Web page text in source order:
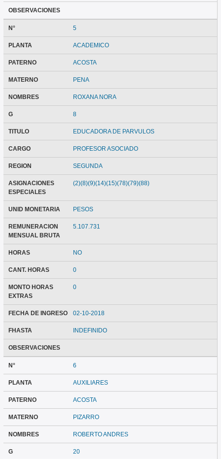
OBSERVACIONES
N° 5
PLANTA ACADEMICO
PATERNO ACOSTA
MATERNO PENA
NOMBRES ROXANA NORA
G 8
TITULO EDUCADORA DE PARVULOS
CARGO PROFESOR ASOCIADO
REGION SEGUNDA
ASIGNACIONES
ESPECIALES
(2)(8)(9)(14)(15)(78)(79)(88)
UNID MONETARIA PESOS
REMUNERACION
MENSUAL BRUTA
5.107.731
HORAS NO
CANT. HORAS 0
MONTO HORAS
EXTRAS
0
FECHA DE INGRESO 02-10-2018
FHASTA INDEFINIDO
OBSERVACIONES
N° 6
PLANTA AUXILIARES
PATERNO ACOSTA
MATERNO PIZARRO
NOMBRES ROBERTO ANDRES
G 20